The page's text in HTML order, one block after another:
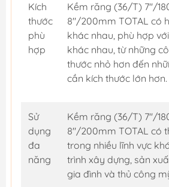
Kích
thước
phù
hợp
Kềm răng (36/T) 7''/
8"/200mm TOTAL có
khác nhau, phù hợp
khác nhau, từ những
thước nhỏ hơn đến
cần kích thước lớn hơn.
Sử
dụng
đa
năng
Kềm răng (36/T) 7''/
8"/200mm TOTAL có
trong nhiều lĩnh vực
trình xây dựng, sản
gia đình và thủ công